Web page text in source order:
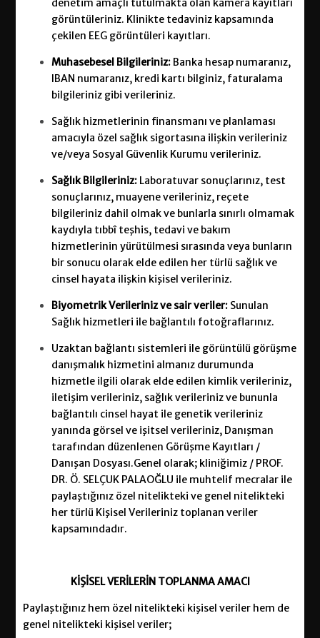
denetim amaçlı tutulmakta olan kamera kayıtları
görüntüleriniz. Klinikte tedaviniz kapsamında
çekilen EEG görüntüleri kayıtları.
Muhasebesel Bilgileriniz: Banka hesap numaranız,
IBAN numaranız, kredi kartı bilginiz, faturalama
bilgileriniz gibi verileriniz.
Sağlık hizmetlerinin finansmanı ve planlaması
amacıyla özel sağlık sigortasına ilişkin verileriniz
ve/veya Sosyal Güvenlik Kurumu verileriniz.
Sağlık Bilgileriniz: Laboratuvar sonuçlarınız, test
sonuçlarınız, muayene verileriniz, reçete
bilgileriniz dahil olmak ve bunlarla sınırlı olmamak
kaydıyla tıbbî teşhis, tedavi ve bakım
hizmetlerinin yürütülmesi sırasında veya bunların
bir sonucu olarak elde edilen her türlü sağlık ve
cinsel hayata ilişkin kişisel verileriniz.
Biyometrik Verileriniz ve sair veriler: Sunulan
Sağlık hizmetleri ile bağlantılı fotoğraflarınız.
Uzaktan bağlantı sistemleri ile görüntülü görüşme
danışmalık hizmetini almanız durumunda
hizmetle ilgili olarak elde edilen kimlik verileriniz,
iletişim verileriniz, sağlık verileriniz ve bununla
bağlantılı cinsel hayat ile genetik verileriniz
yanında görsel ve işitsel verileriniz, Danışman
tarafından düzenlenen Görüşme Kayıtları /
Danışan Dosyası.Genel olarak; kliniğimiz / PROF.
DR. Ö. SELÇUK PALAOĞLU ile muhtelif mecralar ile
paylaştığınız özel nitelikteki ve genel nitelikteki
her türlü Kişisel Verileriniz toplanan veriler
kapsamındadır.
KİŞİSELVERİLERİN TOPLANMA AMACI
Paylaştığınız hem özel nitelikteki kişisel veriler hem de
genel nitelikteki kişisel veriler;